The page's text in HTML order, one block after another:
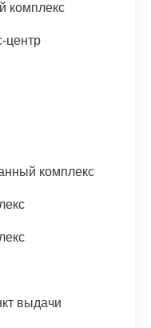
комплекс
центр
комплекс
выдачи